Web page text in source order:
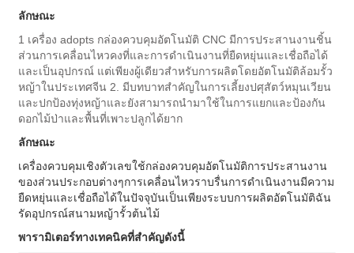
ลักษณะ
1 เครื่อง adopts กล่องควบคุมอัตโนมัติ CNC มีการประสานงานชิ้น
ส่วนการเคลื่อนไหวคงที่และการดำเนินงานที่ยืดหยุ่นและเชื่อถือได้
และเป็นอุปกรณ์ แต่เพียงผู้เดียวสำหรับการผลิตโดยอัตโนมัติล้อมรั้ว
หญ้าในประเทศจีน 2. มีบทบาทสำคัญในการเลี้ยงปศุสัตว์หมุนเวียน
และปกป้องทุ่งหญ้าและยังสามารถนำมาใช้ในการแยกและป้องกัน
ดอกไม้ป่าและพื้นที่เพาะปลูกได้ยาก
ลักษณะ
เครื่องควบคุมเชิงตัวเลขใช้กล่องควบคุมอัตโนมัติการประสานงาน
ของส่วนประกอบต่างๆการเคลื่อนไหวราบรื่นการดำเนินงานมีความ
ยืดหยุ่นและเชื่อถือได้ในปัจจุบันเป็นเพียงระบบการผลิตอัตโนมัติฉัน
รัดอุปกรณ์สนามหญ้ารั้วต้นไม้
พารามิเตอร์ทางเทคนิคที่สำคัญดังนี้